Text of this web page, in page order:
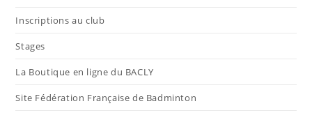
Inscriptions au club
Stages
La Boutique en ligne du BACLY
Site Fédération Française de Badminton